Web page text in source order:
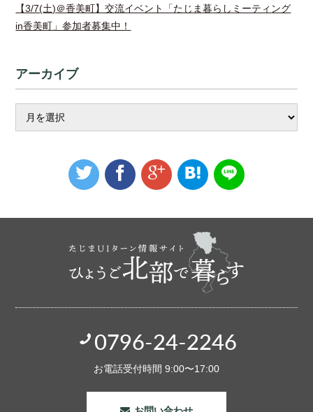
【3/7(土)＠香美町】交流イベント「たじま暮らしミーティング
in香美町」参加者募集中！
アーカイブ
0796-24-2246
お電話受付時間 9:00〜17:00